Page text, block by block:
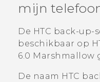
HTC-apparaten & -
VIVERSE
Aanmelden
mijn
De HTC back-up-
beschikbaar op
6.0 Marshmallow
De naam HTC